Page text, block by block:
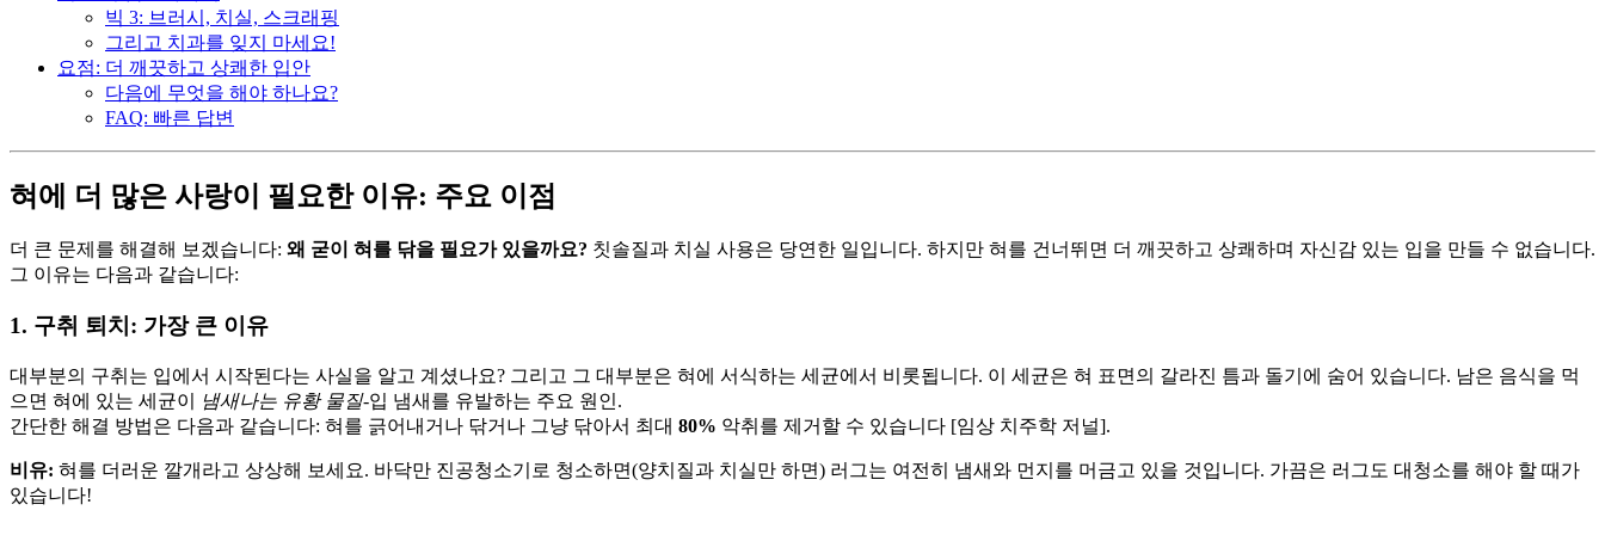
빅 3: 브러시, 치실, 스크래핑
그리고 치과를 잊지 마세요!
요점: 더 깨끗하고 상쾌한 입안
다음에 무엇을 해야 하나요?
FAQ: 빠른 답변
혀에 더 많은 사랑이 필요한 이유: 주요 이점
더 큰 문제를 해결해 보겠습니다: 왜 굳이 혀를 닦을 필요가 있을까요? 칫솔질과 치실 사용은 당연한 일입니다. 하지만 혀를 건너뛰면 더 깨끗하고 상쾌하며 자신감 있는 입을 만들 수 없습니다.
그 이유는 다음과 같습니다:
1. 구취 퇴치: 가장 큰 이유
대부분의 구취는 입에서 시작된다는 사실을 알고 계셨나요? 그리고 그 대부분은 혀에 서식하는 세균에서 비롯됩니다. 이 세균은 혀 표면의 갈라진 틈과 돌기에 숨어 있습니다. 남은 음식을 먹
으면 혀에 있는 세균이
냄새나는 유황 물질-입 냄새를 유발하는 주요 원인.
간단한 해결 방법은 다음과 같습니다: 혀를 긁어내거나 닦거나 그냥 닦아서 최대 80% 악취를 제거할 수 있습니다 [임상 치주학 저널].
비유: 혀를 더러운 깔개라고 상상해 보세요. 바닥만 진공청소기로 청소하면(양치질과 치실만 하면) 러그는 여전히 냄새와 먼지를 머금고 있을 것입니다. 가끔은 러그도 대청소를 해야 할 때가
있습니다!